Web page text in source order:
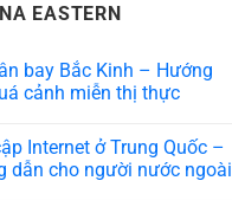
EASTERN
bay Bắc Kinh – Hướng
cảnh miễn thị thực
Internet ở Trung Quốc –
dẫn cho người nước ngoài